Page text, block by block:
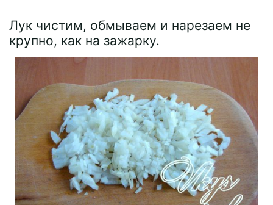
Лук чистим, обмываем и нарезаем не
крупно, как на зажарку.